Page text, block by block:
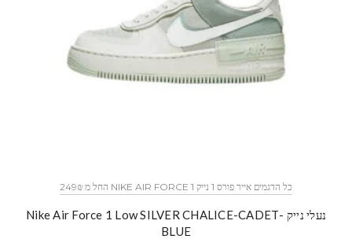
כל הדגמים אייר פורס 1 נייק NIKE AIR FORCE 1 החל מ 249₪
נעלי נייק -Nike Air Force 1 Low SILVER CHALICE-CADET
BLUE